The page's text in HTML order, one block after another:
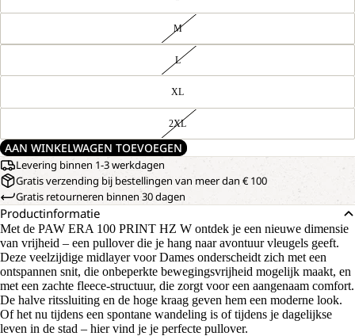
M
L
XL
2XL
AAN WINKELWAGEN TOEVOEGEN
Levering binnen 1-3 werkdagen
Gratis verzending bij bestellingen van meer dan € 100
Gratis retourneren binnen 30 dagen
Productinformatie
Met de PAW ERA 100 PRINT HZ W ontdek je een nieuwe dimensie
van vrijheid – een pullover die je hang naar avontuur vleugels geeft.
Deze veelzijdige midlayer voor Dames onderscheidt zich met een
ontspannen snit, die onbeperkte bewegingsvrijheid mogelijk maakt, en
met een zachte fleece-structuur, die zorgt voor een aangenaam comfort.
De halve ritssluiting en de hoge kraag geven hem een moderne look.
Of het nu tijdens een spontane wandeling is of tijdens je dagelijkse
leven in de stad – hier vind je je perfecte pullover.